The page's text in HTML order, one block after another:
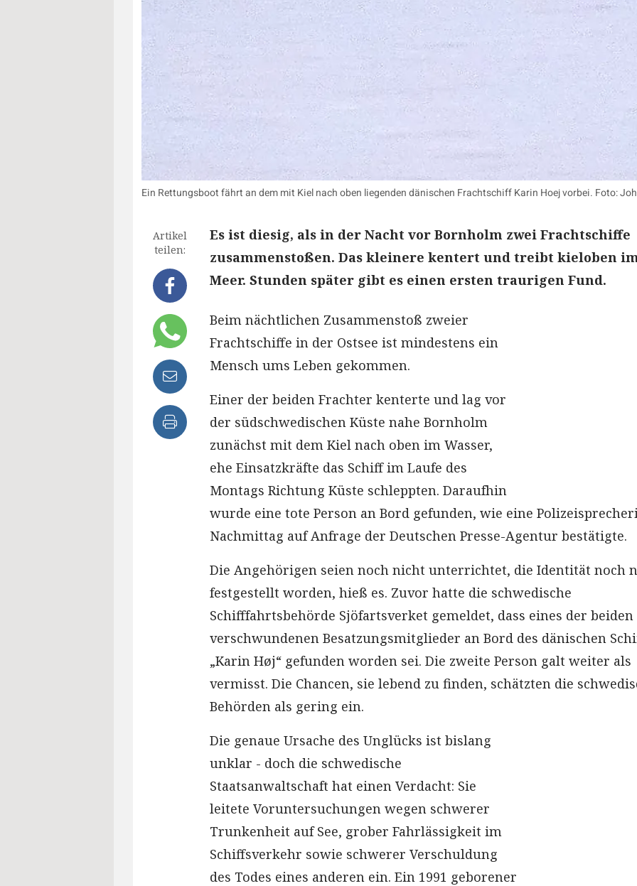
Ein Rettungsboot fährt an dem mit Kiel nach oben liegenden dänischen Frachtschiff Karin Hoej vorbei. Foto:
Artikel
teilen:
Es ist diesig, als in der Nacht vor Bornholm zwei Frachtschiffe
zusammenstoßen. Das kleinere kentert und treibt kieloben
Meer. Stunden später gibt es einen ersten traurigen Fund.
Beim nächtlichen Zusammenstoß zweier
Frachtschiffe in der Ostsee ist mindestens ein
Mensch ums Leben gekommen.
Einer der beiden Frachter kenterte und lag vor
der südschwedischen Küste nahe Bornholm
zunächst mit dem Kiel nach oben im Wasser,
ehe Einsatzkräfte das Schiff im Laufe des
Montags Richtung Küste schleppten. Daraufhin
wurde eine tote Person an Bord gefunden, wie eine
Nachmittag auf Anfrage der Deutschen Presse-Agentur bestätigte.
Die Angehörigen seien noch nicht unterrichtet, die Identität noch
festgestellt worden, hieß es. Zuvor hatte die schwedische
Schifffahrtsbehörde Sjöfartsverket gemeldet, dass eines der beiden
verschwundenen Besatzungsmitglieder an Bord des dänischen
„Karin Høj“ gefunden worden sei. Die zweite Person galt weiter als
vermisst. Die Chancen, sie lebend zu finden, schätzten die
Behörden als gering ein.
Die genaue Ursache des Unglücks ist bislang
unklar - doch die schwedische
Staatsanwaltschaft hat einen Verdacht: Sie
leitete Voruntersuchungen wegen schwerer
Trunkenheit auf See, grober Fahrlässigkeit im
Schiffsverkehr sowie schwerer Verschuldung
des Todes eines anderen ein. Ein 1991 geborener